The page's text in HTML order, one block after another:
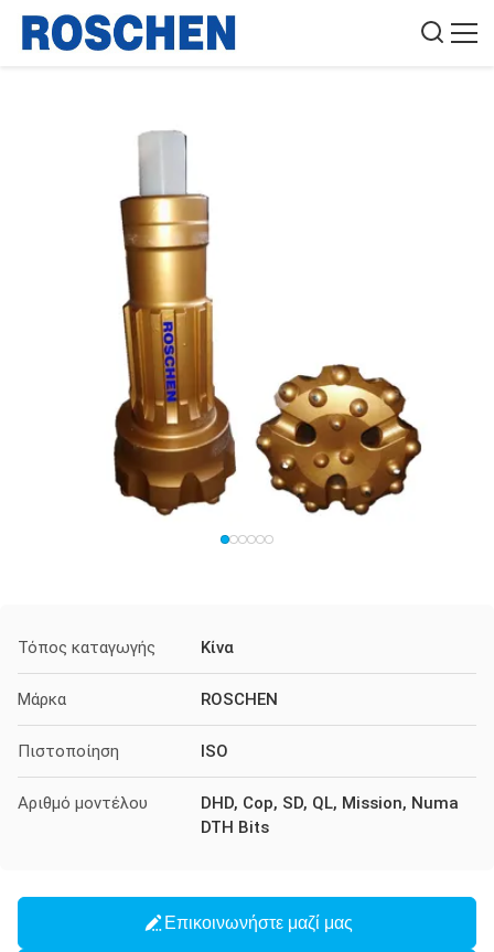
Τόπος καταγωγής Κίνα
Μάρκα ROSCHEN
Πιστοποίηση ISO
Αριθμό μοντέλου
DHD, Cop, SD, QL, Mission, Numa
DTH Bits
Επικοινωνήστε μαζί μας